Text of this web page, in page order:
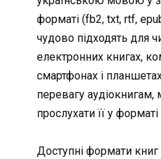
форматі (fb2, txt, rtf,
чудово підходять для
електронних книгах,
смартфонах і
перевагу
прослухати її у
Доступні формати книг